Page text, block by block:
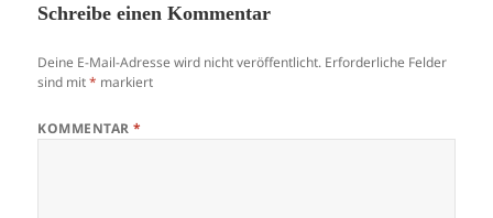
Schreibe einen Kommentar
Deine E-Mail-Adresse wird nicht veröffentlicht. Erforderliche Felder
sind mit* markiert
KOMMENTAR*